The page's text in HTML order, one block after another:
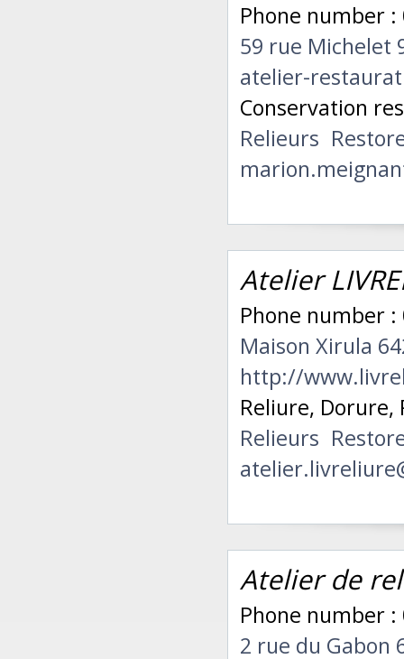
Phone number :
59 rue Michelet
atelier-
Conservation
Relieurs
Atelier
Phone number :
Maison Xirula
http://
Reliure, Dorure,
Relieurs
Atelier de
Phone number :
2 rue du Gabon